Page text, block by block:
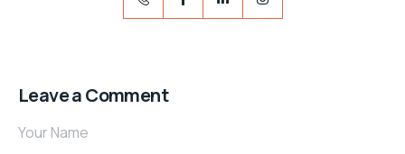
Leave a Comment
Your Name